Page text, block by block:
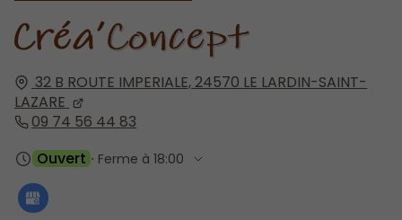
32 B ROUTE IMPERIALE, 24570 LE LARDIN-SAINT-
LAZARE
09 74 56 44 83
Ouvert ⋅ Ferme à 18:00